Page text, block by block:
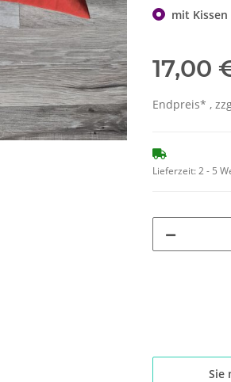
mit Kissen
17,00
Endpreis* ,
Lieferzeit:2 - 5
Sie